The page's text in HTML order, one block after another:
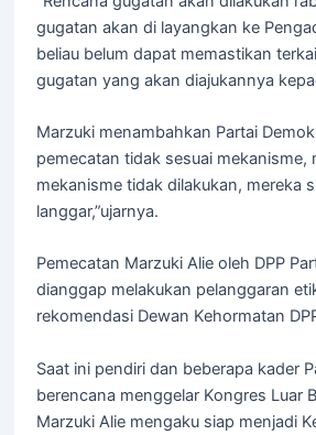
gugatan akan di layangkan ke
beliau belum dapat memastikan
gugatan yang akan diajukannya
Marzuki menambahkan Partai
pemecatan tidak sesuai mekanisme,
mekanisme tidak dilakukan, mereka
langgar,”ujarnya.
Pemecatan Marzuki Alie oleh DPP
dianggap melakukan pelanggaran
rekomendasi Dewan Kehormatan
Saat ini pendiri dan beberapa kader
berencana menggelar Kongres Luar
Marzuki Alie mengaku siap menjadi